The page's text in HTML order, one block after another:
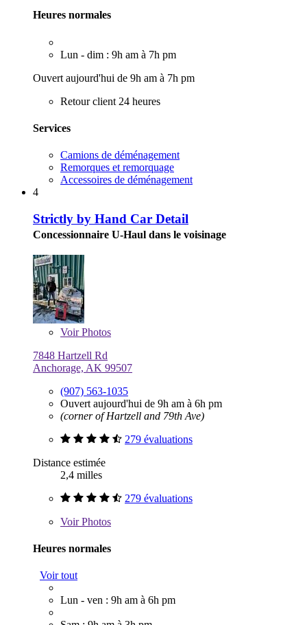
Heures normales
Lun - dim : 9h am à 7h pm
Ouvert aujourd'hui de 9h am à 7h pm
Retour client 24 heures
Services
Camions de déménagement
Remorques et remorquage
Accessoires de déménagement
4
Strictly by Hand Car Detail
Concessionnaire U-Haul dans le voisinage
VoirPhotos
7848 Hartzell Rd
Anchorage, AK 99507
(907) 563-1035
Ouvert aujourd'hui de 9h am à 6h pm
(corner of Hartzell and 79th Ave)
279 évaluations
Distance estimée
2,4 milles
279 évaluations
VoirPhotos
Heures normales
Voir tout
Lun - ven : 9h am à 6h pm